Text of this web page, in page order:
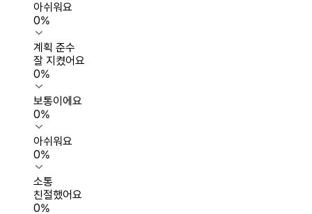
아쉬워요
0%
계획 준수
잘 지켰어요
0%
보통이에요
0%
아쉬워요
0%
소통
친절했어요
0%